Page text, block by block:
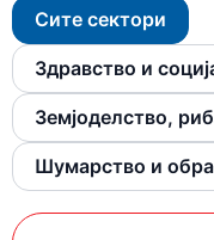
Сите сектори
Здравство и
Земјоделство,
Шумарство и